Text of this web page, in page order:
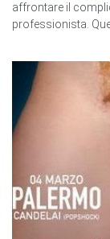
affrontare il
professionista.